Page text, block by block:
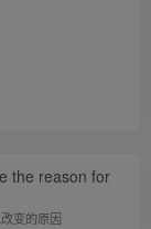
the reason for
变的原因